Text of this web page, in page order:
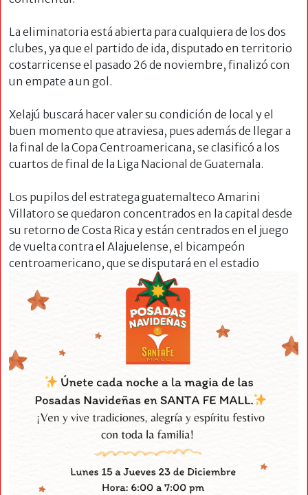
La eliminatoria está abierta para cualquiera de los dos
clubes, ya que el partido de ida, disputado en territorio
costarricense el pasado 26 de noviembre, finalizó con
un empate a un gol.
Xelajú buscará hacer valer su condición de local y el
buen momento que atraviesa, pues además de llegar a
la final de la Copa Centroamericana, se clasificó a los
cuartos de final de la Liga Nacional de Guatemala.
Los pupilos del estratega guatemalteco Amarini
Villatoro se quedaron concentrados en la capital desde
su retorno de Costa Rica y están centrados en el juego
de vuelta contra el Alajuelense, el bicampeón
centroamericano, que se disputará en el estadio